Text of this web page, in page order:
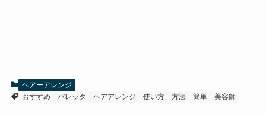
ヘアーアレンジ
おすすめ
バレッタ ヘアアレンジ 使い方 方法 簡単 美容師